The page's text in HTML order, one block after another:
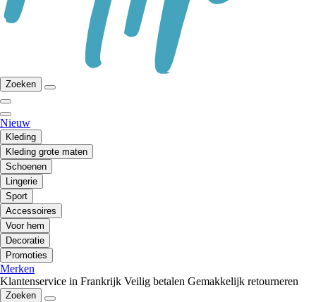
Zoeken
Nieuw
Kleding
Kleding grote maten
Schoenen
Lingerie
Sport
Accessoires
Voor hem
Decoratie
Promoties
Merken
Klantenservice in Frankrijk Veilig betalen Gemakkelijk retourneren
Zoeken